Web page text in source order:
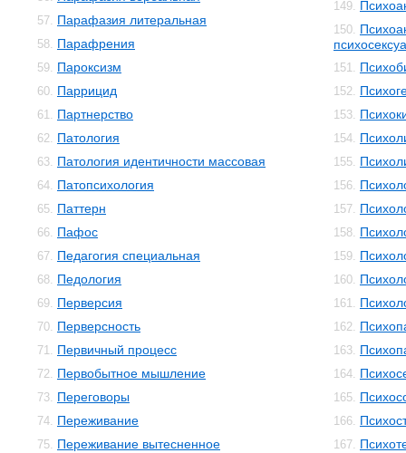
57. Парафазия литеральная
58. Парафрения
59. Пароксизм
60. Паррицид
61. Партнерство
62. Патология
63. Патология идентичности массовая
64. Патопсихология
65. Паттерн
66. Пафос
67. Педагогия специальная
68. Педология
69. Перверсия
70. Перверсность
71. Первичный процесс
72. Первобытное мышление
73. Переговоры
74. Переживание
75. Переживание вытесненное
149.
150.
151.
152.
153.
154.
155.
156.
157.
158.
159.
160.
161.
162.
163.
164.
165.
166.
167.